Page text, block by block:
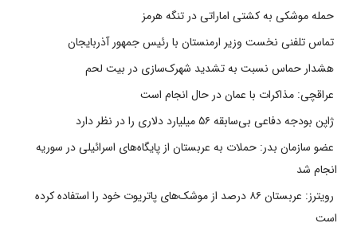
حمله موشکی به کشتی اماراتی در تنگه هرمز
تماس تلفنی نخست وزیر ارمنستان با رئیس جمهور آذربایجان
هشدار حماس نسبت به تشدید شهرک‌سازی در بیت‌ لحم
عراقچی: مذاکرات با عمان در حال انجام است
ژاپن بودجه دفاعی بی‌سابقه ۵۶ میلیارد دلاری را در نظر دارد
عضو سازمان بدر: حملات به عربستان از پایگاه‌های اسرائیلی در سوریه
انجام شد
رویترز: عربستان ۸۶ درصد از موشک‌های پاتریوت خود را استفاده کرده
است